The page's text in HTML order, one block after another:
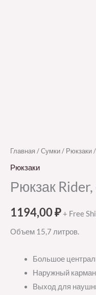
Главная /Сумки/ Рюкзаки
Рюкзаки
Рюкзак
1194,00₽+ Free
Объем 15,7 литров.
Большое
Наружный
Выход для